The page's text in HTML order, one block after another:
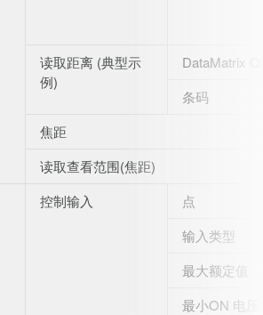
读取距离 (典型示
例)
DataMatrix
条码
焦距
读取查看范围(焦距)
控制输入
点
输入类型
最大额定值
最小ON 电压